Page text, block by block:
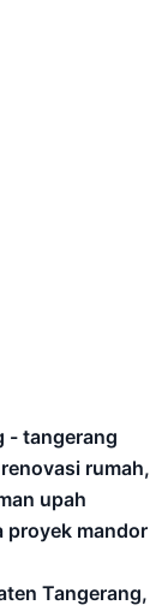
- tangerang
rumah,
upah
proyek mandor
Tangerang,